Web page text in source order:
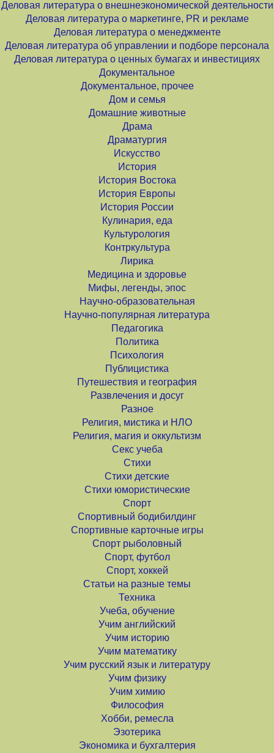
Деловая литература о внешнеэкономической деятельности
Деловая литература о маркетинге, PR и рекламе
Деловая литература о менеджменте
Деловая литература об управлении и подборе персонала
Деловая литература о ценных бумагах и инвестициях
Документальное
Документальное, прочее
Дом и семья
Домашние животные
Драма
Драматургия
Искусство
История
История Востока
История Европы
История России
Кулинария, еда
Культурология
Контркультура
Лирика
Медицина и здоровье
Мифы, легенды, эпос
Научно-образовательная
Научно-популярная литература
Педагогика
Политика
Психология
Публицистика
Путешествия и география
Развлечения и досуг
Разное
Религия, мистика и НЛО
Религия, магия и оккультизм
Секс учеба
Стихи
Стихи детские
Стихи юмористические
Спорт
Спортивный бодибилдинг
Спортивные карточные игры
Спорт рыболовный
Спорт, футбол
Спорт, хоккей
Статьи на разные темы
Техника
Учеба, обучение
Учим английский
Учим историю
Учим математику
Учим русский язык и литературу
Учим физику
Учим химию
Философия
Хобби, ремесла
Эзотерика
Экономика и бухгалтерия